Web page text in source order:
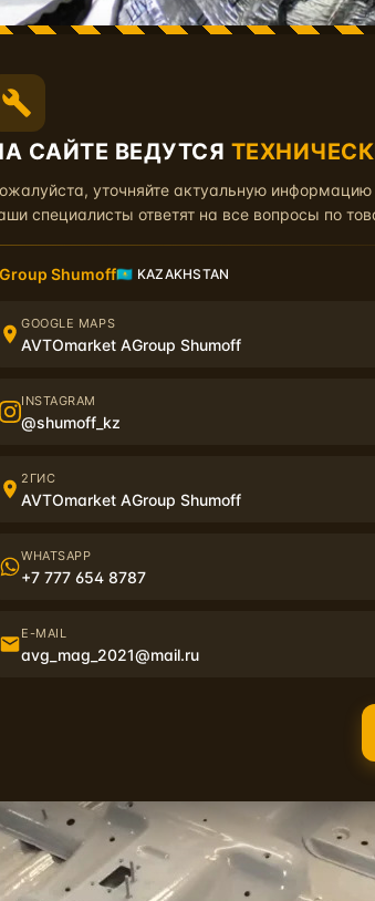
Если на металле будет грязь, песок
поверхность: очистить от грязи,
САЙТЕ ВЕДУТСЯ
уточняйте актуальную
специалисты ответят на все вопросы по
Shumoff🇰🇿 KAZAKHSTAN
GOOGLE MAPS
AVTOmarket AGroup Shumoff
INSTAGRAM
@shumoff_kz
2ГИС
AVTOmarket AGroup Shumoff
WHATSAPP
+7 777 654 8787
E-MAIL
avg_mag_2021@mail.ru